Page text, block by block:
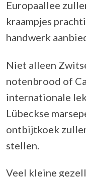
Europaallee
kraampjes
handwerk
Niet alleen
notenbrood of
internationale
Lübeckse
ontbijtkoek
stellen.
Veel kleine